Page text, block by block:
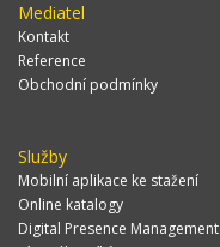
Mediatel
Kontakt
Reference
Obchodní podmínky
Služby
Mobilní aplikace ke stažení
Online katalogy
Digital Presence Management